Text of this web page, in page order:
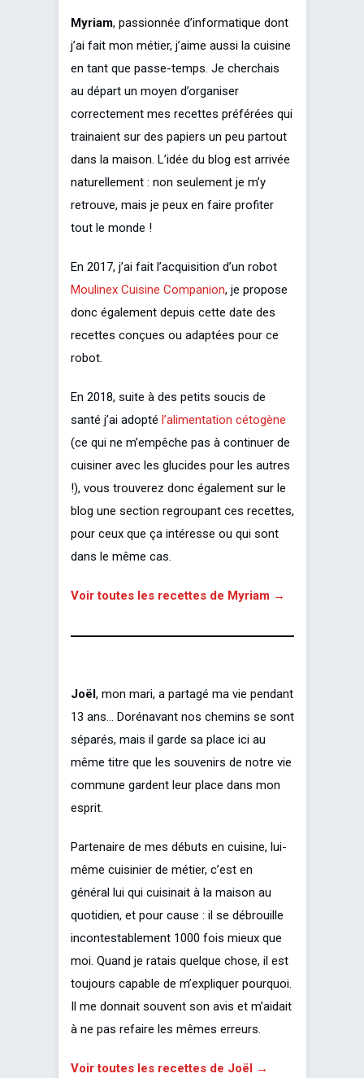
Myriam, passionnée d’informatique dont
j’ai fait mon métier, j’aime aussi la cuisine
en tant que passe-temps. Je cherchais
au départ un moyen d’organiser
correctement mes recettes préférées qui
trainaient sur des papiers un peu partout
dans la maison. L’idée du blog est arrivée
naturellement : non seulement je m’y
retrouve, mais je peux en faire profiter
tout le monde !
En 2017, j’ai fait l’acquisition d’un robot
Moulinex Cuisine Companion, je propose
donc également depuis cette date des
recettes conçues ou adaptées pour ce
robot.
En 2018, suite à des petits soucis de
santé j’ai adopté l’alimentation cétogène
(ce qui ne m’empêche pas à continuer de
cuisiner avec les glucides pour les autres
!), vous trouverez donc également sur le
blog une section regroupant ces recettes,
pour ceux que ça intéresse ou qui sont
dans le même cas.
Voir toutes les recettes de Myriam →
Joël, mon mari, a partagé ma vie pendant
13 ans… Dorénavant nos chemins se sont
séparés, mais il garde sa place ici au
même titre que les souvenirs de notre vie
commune gardent leur place dans mon
esprit.
Partenaire de mes débuts en cuisine, lui-
même cuisinier de métier, c’est en
général lui qui cuisinait à la maison au
quotidien, et pour cause : il se débrouille
incontestablement 1000 fois mieux que
moi. Quand je ratais quelque chose, il est
toujours capable de m’expliquer pourquoi.
Il me donnait souvent son avis et m’aidait
à ne pas refaire les mêmes erreurs.
Voir toutes les recettes de Joël →